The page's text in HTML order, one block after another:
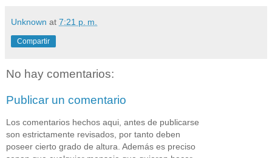
Unknown at 7:21 p. m.
Compartir
No hay comentarios:
Publicar un comentario
Los comentarios hechos aqui, antes de publicarse
son estrictamente revisados, por tanto deben
poseer cierto grado de altura. Además es preciso